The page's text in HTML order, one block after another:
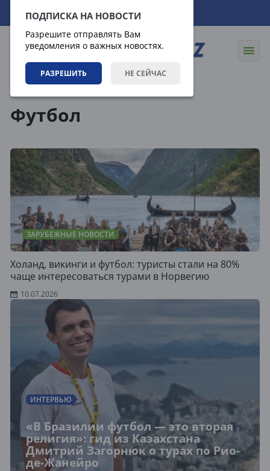
ПОДПИСКА НА НОВОСТИ
Разрешите отправлять Вам
уведомления о важных новостях.
РАЗРЕШИТЬ НЕ СЕЙЧАС
07.08.2026 06:50:22
Футбол
ЗАРУБЕЖНЫЕ НОВОСТИ
Холанд, викинги и футбол: туристы стали на 80%
чаще интересоваться турами в Норвегию
10.07.2026
ИНТЕРВЬЮ
«В Бразилии футбол — это вторая
религия»: гид из Казахстана
Дмитрий Загорнюк о турах по Рио-
де-Жанейро